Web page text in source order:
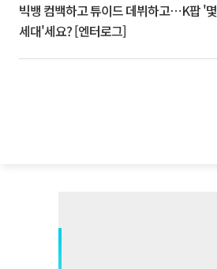
빅뱅 컴백하고 튜이드 데뷔하고⋯K팝 '몇
세대'세요? [엔터로그]